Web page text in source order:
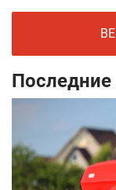
Последние